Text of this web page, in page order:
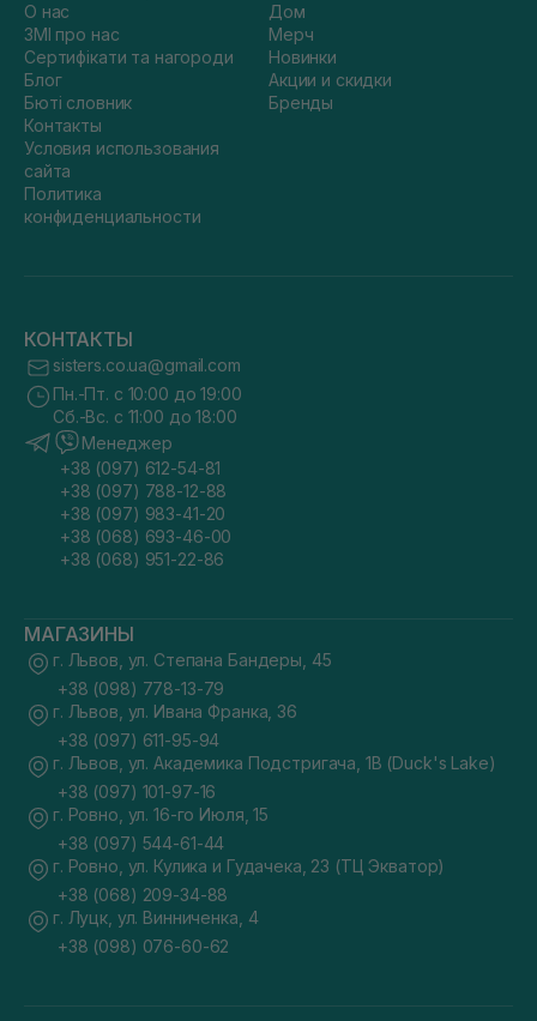
О нас
ЗМІ про нас
Сертифікати та нагороди
Блог
Бюті словник
Контакты
Условия использования
сайта
Политика
конфиденциальности
Дом
Мерч
Новинки
Акции и скидки
Бренды
КОНТАКТЫ
sisters.co.ua@gmail.com
Пн.-Пт. с 10:00 до 19:00
Сб.-Вс. с 11:00 до 18:00
Менеджер
+38 (097) 612-54-81
+38 (097) 788-12-88
+38 (097) 983-41-20
+38 (068) 693-46-00
+38 (068) 951-22-86
МАГАЗИНЫ
г. Львов, ул. Степана Бандеры, 45
+38 (098) 778-13-79
г. Львов, ул. Ивана Франка, 36
+38 (097) 611-95-94
г. Львов, ул. Академика Подстригача, 1В (Duck's Lake)
+38 (097) 101-97-16
г. Ровно, ул. 16-го Июля, 15
+38 (097) 544-61-44
г. Ровно, ул. Кулика и Гудачека, 23 (ТЦ Экватор)
+38 (068) 209-34-88
г. Луцк, ул. Винниченка, 4
+38 (098) 076-60-62